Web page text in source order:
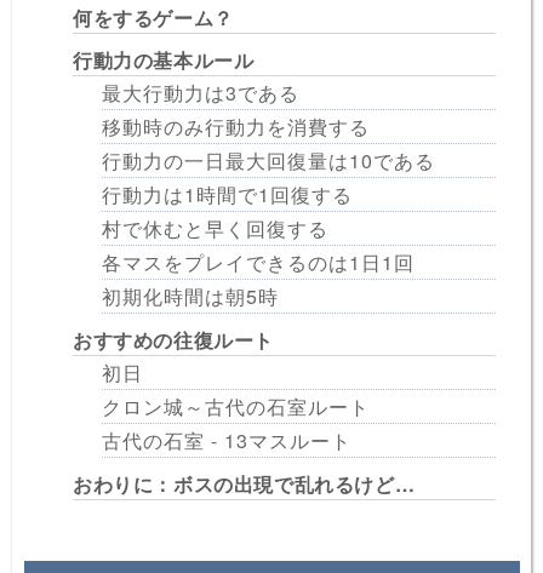
何をするゲーム？
行動力の基本ルール
最大行動力は3である
移動時のみ行動力を消費する
行動力の一日最大回復量は10である
行動力は1時間で1回復する
村で休むと早く回復する
各マスをプレイできるのは1日1回
初期化時間は朝5時
おすすめの往復ルート
初日
クロン城～古代の石室ルート
古代の石室 - 13マスルート
おわりに：ボスの出現で乱れるけど…